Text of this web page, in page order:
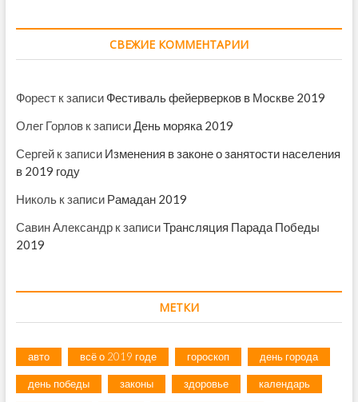
СВЕЖИЕ КОММЕНТАРИИ
Форестк записи Фестиваль фейерверков в Москве 2019
Олег Горловк записиДень моряка 2019
Сергейк записи Изменения в законе о занятости населения
в 2019 году
Никольк записи Рамадан 2019
Савин Александрк записиТрансляция Парада Победы
2019
МЕТКИ
авто всё о 2019 годе гороскоп день города
день победы законы здоровье календарь